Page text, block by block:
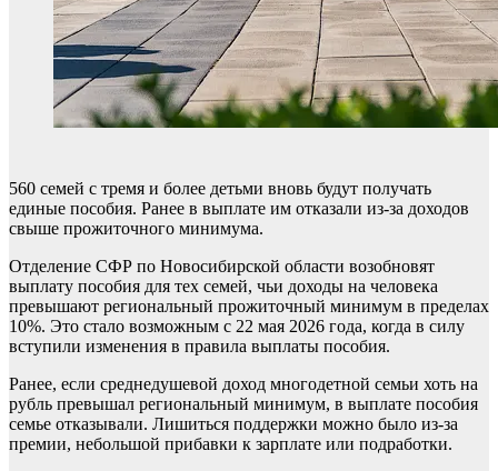
560 семей с тремя и более детьми вновь будут получать
единые пособия. Ранее в выплате им отказали из-за доходов
свыше прожиточного минимума.
Отделение СФР по Новосибирской области возобновят
выплату пособия для тех семей, чьи доходы на человека
превышают региональный прожиточный минимум в пределах
10%. Это стало возможным с 22 мая 2026 года, когда в силу
вступили изменения в правила выплаты пособия.
Ранее, если среднедушевой доход многодетной семьи хоть на
рубль превышал региональный минимум, в выплате пособия
семье отказывали. Лишиться поддержки можно было из-за
премии, небольшой прибавки к зарплате или подработки.